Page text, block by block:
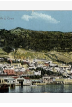
réduction
bancaire